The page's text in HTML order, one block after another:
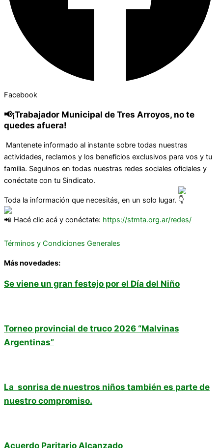
Facebook
📢¡Trabajador Municipal de Tres Arroyos, no te
quedes afuera!
Mantenete informado al instante sobre todas nuestras
actividades, reclamos y los beneficios exclusivos para vos y tu
familia. Seguinos en todas nuestras redes sociales oficiales y
conéctate con tu Sindicato.
Toda la información que necesitás, en un solo lugar.
Hacé clic acá y conéctate: https://stmta.org.ar/redes/
Términos y Condiciones Generales
Más novedades:
Se viene un gran festejo por el Día del Niño
Torneo provincial de truco 2026 “Malvinas
Argentinas”
La sonrisa de nuestros niños también es parte de
nuestro compromiso.
Acuerdo Paritario Alcanzado